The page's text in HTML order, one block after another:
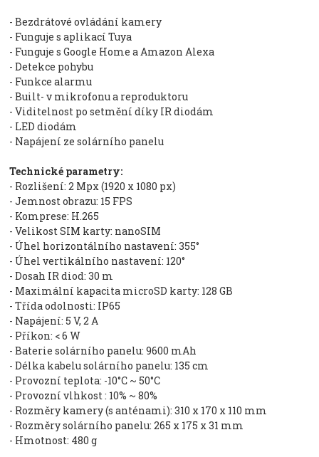
- Bezdrátové ovládání kamery
- Funguje s aplikací Tuya
- Funguje s Google Home a Amazon Alexa
- Detekce pohybu
- Funkce alarmu
- Built- v mikrofonu a reproduktoru
- Viditelnost po setmění díky IR diodám
- LED diodám
- Napájení ze solárního panelu
Technické parametry:
- Rozlišení: 2 Mpx (1920 x 1080 px)
- Jemnost obrazu: 15 FPS
- Komprese: H.265
- Velikost SIM karty: nanoSIM
- Úhel horizontálního nastavení: 355°
- Úhel vertikálního nastavení: 120°
- Dosah IR diod: 30 m
- Maximální kapacita microSD karty: 128 GB
- Třída odolnosti: IP65
- Napájení: 5 V, 2 A
- Příkon: < 6 W
- Baterie solárního panelu: 9600 mAh
- Délka kabelu solárního panelu: 135 cm
- Provozní teplota: -10°C ~ 50°C
- Provozní vlhkost : 10% ~ 80%
- Rozměry kamery (s anténami): 310 x 170 x 110 mm
- Rozměry solárního panelu: 265 x 175 x 31 mm
- Hmotnost: 480 g